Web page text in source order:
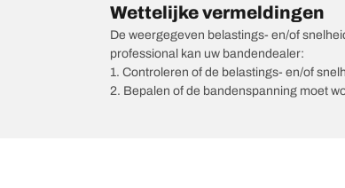
Wettelijke vermeldingen
De weergegeven belastings- en/of
professional kan uw bandendealer:
1. Controleren of de belastings- en/of
2. Bepalen of de bandenspanning moet